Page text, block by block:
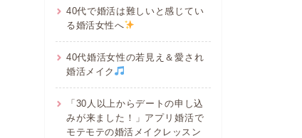
40代で婚活は難しいと感じてい
る婚活女性へ
40代婚活女性の若見え＆愛され
婚活メイク
「30人以上からデートの申し込
みが来ました！」アプリ婚活で
モテモテの婚活メイクレッスン